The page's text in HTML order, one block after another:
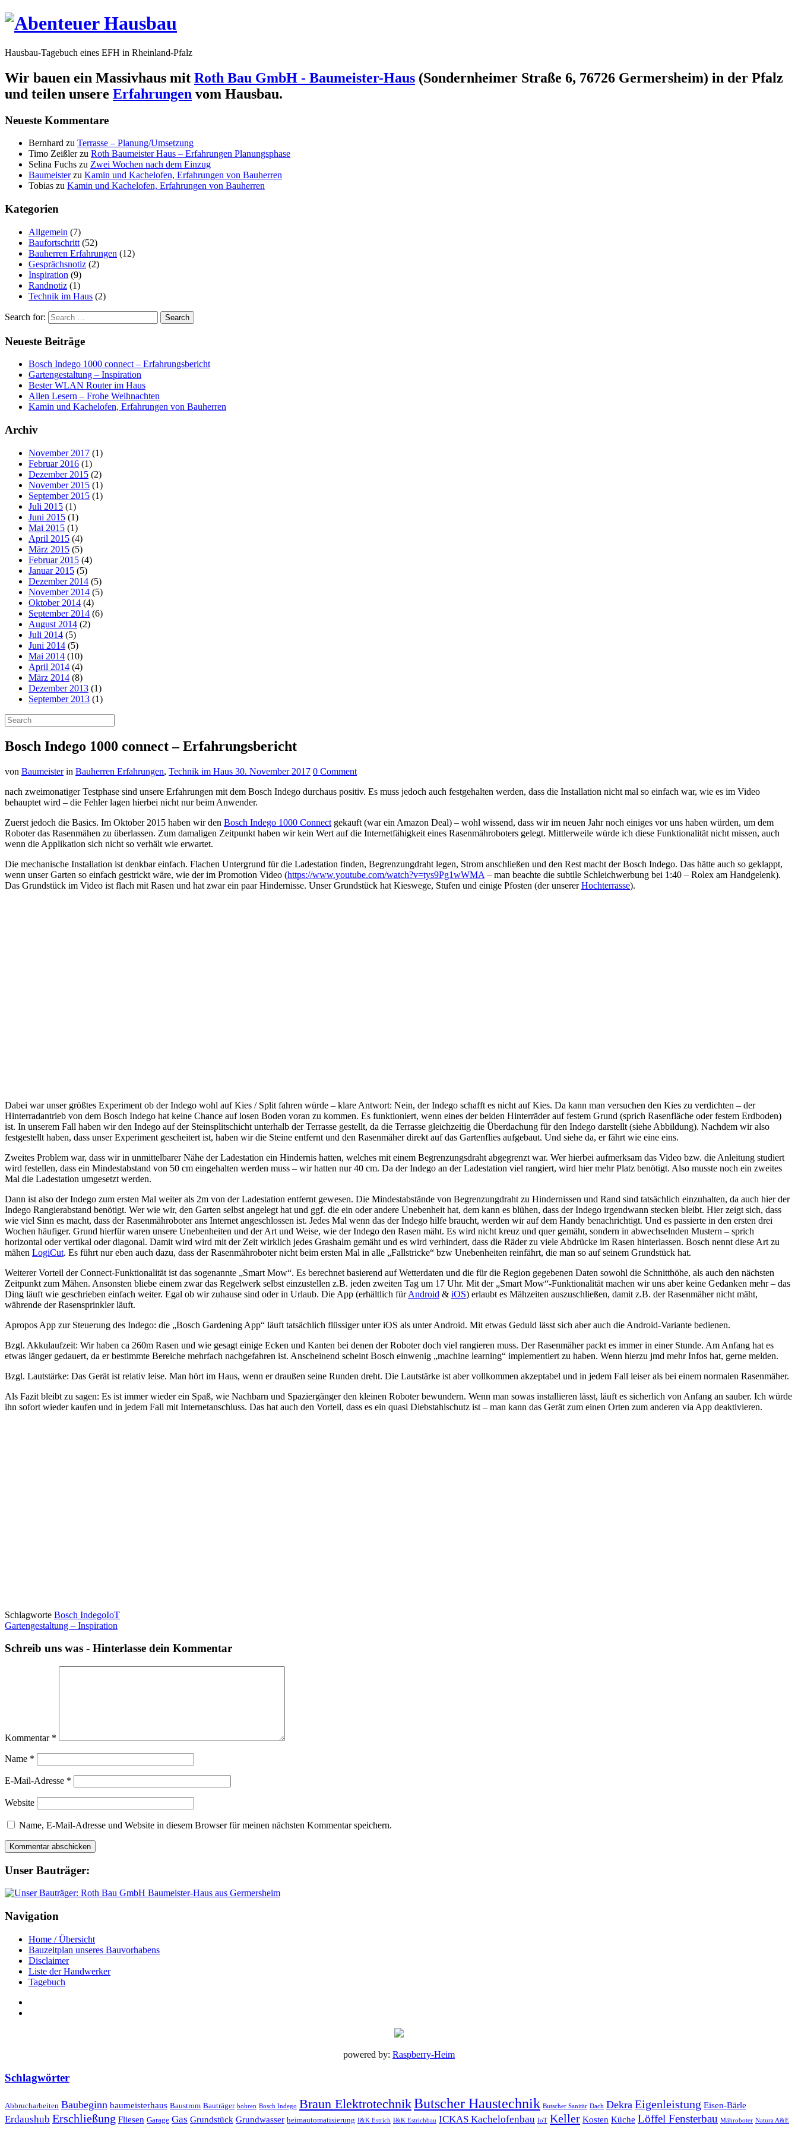
Hausbau-Tagebuch eines EFH in Rheinland-Pfalz
Wir bauen ein Massivhaus mit Roth Bau GmbH - Baumeister-Haus (Sondernheimer Straße 6, 76726 Germersheim) in der Pfalz
und teilen unsere Erfahrungen vom Hausbau.
Neueste Kommentare
Bernhard zu Terrasse – Planung/Umsetzung
Timo Zeißlerzu Roth Baumeister Haus – Erfahrungen Planungsphase
Selina Fuchs zu Zwei Wochen nach dem Einzug
Baumeisterzu Kamin und Kachelofen, Erfahrungen von Bauherren
Tobias zu Kamin und Kachelofen, Erfahrungen von Bauherren
Kategorien
Allgemein (7)
Baufortschritt (52)
Bauherren Erfahrungen (12)
Gesprächsnotiz (2)
Inspiration (9)
Randnotiz (1)
Technik im Haus (2)
Search for:
Neueste Beiträge
Bosch Indego 1000 connect – Erfahrungsbericht
Gartengestaltung – Inspiration
Bester WLAN Router im Haus
Allen Lesern – Frohe Weihnachten
Kamin und Kachelofen, Erfahrungen von Bauherren
Archiv
November 2017 (1)
Februar 2016 (1)
Dezember 2015 (2)
November 2015 (1)
September 2015 (1)
Juli 2015 (1)
Juni 2015 (1)
Mai 2015 (1)
April 2015 (4)
März 2015 (5)
Februar 2015 (4)
Januar 2015 (5)
Dezember 2014 (5)
November 2014 (5)
Oktober 2014 (4)
September 2014 (6)
August 2014 (2)
Juli 2014 (5)
Juni 2014 (5)
Mai 2014 (10)
April 2014 (4)
März 2014 (8)
Dezember 2013 (1)
September 2013 (1)
Bosch Indego 1000 connect – Erfahrungsbericht
von Baumeisterin Bauherren Erfahrungen, Technik im Haus 30. November 2017 0 Comment
nach zweimonatiger Testphase sind unsere Erfahrungen mit dem Bosch Indego durchaus positiv. Es muss jedoch auch festgehalten werden, dass die Installation nicht mal so einfach war, wie es im Video
behauptet wird – die Fehler lagen hierbei nicht nur beim Anwender.
Zuerst jedoch die Basics. Im Oktober 2015 haben wir den Bosch Indego 1000 Connect gekauft (war ein Amazon Deal) – wohl wissend, dass wir im neuen Jahr noch einiges vor uns haben würden, um dem
Roboter das Rasenmähen zu überlassen. Zum damaligen Zeitpunkt haben wir kein Wert auf die Internetfähigkeit eines Rasenmähroboters gelegt. Mittlerweile würde ich diese Funktionalität nicht missen, auch
wenn die Applikation sich nicht so verhält wie erwartet.
Die mechanische Installation ist denkbar einfach. Flachen Untergrund für die Ladestation finden, Begrenzungdraht legen, Strom anschließen und den Rest macht der Bosch Indego. Das hätte auch so geklappt,
wenn unser Garten so einfach gestrickt wäre, wie der im Promotion Video (https://www.youtube.com/watch?v=tys9Pg1wWMA – man beachte die subtile Schleichwerbung bei 1:40 – Rolex am Handgelenk).
Das Grundstück im Video ist flach mit Rasen und hat zwar ein paar Hindernisse. Unser Grundstück hat Kieswege, Stufen und einige Pfosten (der unsererHochterrasse).
Dabei war unser größtes Experiment ob der Indego wohl auf Kies / Split fahren würde – klare Antwort: Nein, der Indego schafft es nicht auf Kies. Da kann man versuchen den Kies zu verdichten – der
Hinterradantrieb von dem Bosch Indego hat keine Chance auf losen Boden voran zu kommen. Es funktioniert, wenn eines der beiden Hinterräder auf festem Grund (sprich Rasenfläche oder festem Erdboden)
ist. In unserem Fall haben wir den Indego auf der Steinsplitschicht unterhalb der Terrasse gestellt, da die Terrasse gleichzeitig die Überdachung für den Indego darstellt (siehe Abbildung). Nachdem wir also
festgestellt haben, dass unser Experiment gescheitert ist, haben wir die Steine entfernt und den Rasenmäher direkt auf das Gartenflies aufgebaut. Und siehe da, er fährt wie eine eins.
Zweites Problem war, dass wir in unmittelbarer Nähe der Ladestation ein Hindernis hatten, welches mit einem Begrenzungsdraht abgegrenzt war. Wer hierbei aufmerksam das Video bzw. die Anleitung studiert
wird festellen, dass ein Mindestabstand von 50 cm eingehalten werden muss – wir hatten nur 40 cm. Da der Indego an der Ladestation viel rangiert, wird hier mehr Platz benötigt. Also musste noch ein zweites
Mal die Ladestation umgesetzt werden.
Dann ist also der Indego zum ersten Mal weiter als 2m von der Ladestation entfernt gewesen. Die Mindestabstände von Begrenzungdraht zu Hindernissen und Rand sind tatsächlich einzuhalten, da auch hier der
Indego Rangierabstand benötigt. Wer wie wir, den Garten selbst angelegt hat und ggf. die ein oder andere Unebenheit hat, dem kann es blühen, dass der Indego irgendwann stecken bleibt. Hier zeigt sich, dass
wie viel Sinn es macht, dass der Rasenmähroboter ans Internet angeschlossen ist. Jedes Mal wenn das der Indego hilfe braucht, werden wir auf dem Handy benachrichtigt. Und es passierte in den ersten drei
Wochen häufiger. Grund hierfür waren unsere Unebenheiten und der Art und Weise, wie der Indego den Rasen mäht. Es wird nicht kreuz und quer gemäht, sondern in abwechselnden Mustern – sprich
horizontal oder vertikal oder diagonal. Damit wird wird mit der Zeit wirklich jedes Grashalm gemäht und es wird verhindert, dass die Räder zu viele Abdrücke im Rasen hinterlassen. Bosch nennt diese Art zu
mähen LogiCut. Es führt nur eben auch dazu, dass der Rasenmähroboter nicht beim ersten Mal in alle „Fallstricke“ bzw Unebenheiten reinfährt, die man so auf seinem Grundstück hat.
Weiterer Vorteil der Connect-Funktionalität ist das sogenannte „Smart Mow“. Es berechnet basierend auf Wetterdaten und die für die Region gegebenen Daten sowohl die Schnitthöhe, als auch den nächsten
Zeitpunkt zum Mähen. Ansonsten bliebe einem zwar das Regelwerk selbst einzustellen z.B. jeden zweiten Tag um 17 Uhr. Mit der „Smart Mow“-Funktionalität machen wir uns aber keine Gedanken mehr – das
Ding läuft wie geschrieben einfach weiter. Egal ob wir zuhause sind oder in Urlaub. Die App (erhältlich fürAndroid & iOS) erlaubt es Mähzeiten auszuschließen, damit z.B. der Rasenmäher nicht mäht,
währende der Rasensprinkler läuft.
Apropos App zur Steuerung des Indego: die „Bosch Gardening App“ läuft tatsächlich flüssiger unter iOS als unter Android. Mit etwas Geduld lässt sich aber auch die Android-Variante bedienen.
Bzgl. Akkulaufzeit: Wir haben ca 260m Rasen und wie gesagt einige Ecken und Kanten bei denen der Roboter doch viel rangieren muss. Der Rasenmäher packt es immer in einer Stunde. Am Anfang hat es
etwas länger gedauert, da er bestimmte Bereiche mehrfach nachgefahren ist. Anscheinend scheint Bosch einwenig „machine learning“ implementiert zu haben. Wenn hierzu jmd mehr Infos hat, gerne melden.
Bzgl. Lautstärke: Das Gerät ist relativ leise. Man hört im Haus, wenn er draußen seine Runden dreht. Die Lautstärke ist aber vollkommen akzeptabel und in jedem Fall leiser als bei einem normalen Rasenmäher.
Als Fazit bleibt zu sagen: Es ist immer wieder ein Spaß, wie Nachbarn und Spaziergänger den kleinen Roboter bewundern. Wenn man sowas installieren lässt, läuft es sicherlich von Anfang an sauber. Ich würde
ihn sofort wieder kaufen und in jedem Fall mit Internetanschluss. Das hat auch den Vorteil, dass es ein quasi Diebstahlschutz ist – man kann das Gerät zum einen Orten zum anderen via App deaktivieren.
Schlagworte Bosch IndegoIoT
Gartengestaltung – Inspiration
Schreib uns was - Hinterlasse dein Kommentar
Kommentar *
Name *
E-Mail-Adresse *
Website
Name, E-Mail-Adresse und Website in diesem Browser für meinen nächsten Kommentar speichern.
Unser Bauträger:
Navigation
Home / Übersicht
Bauzeitplan unseres Bauvorhabens
Disclaimer
Liste der Handwerker
Tagebuch
powered by: Raspberry-Heim
Schlagwörter
Abbrucharbeiten Baubeginn baumeisterhaus Baustrom Bauträger bohren Bosch Indego Braun ElektrotechnikButscher Haustechnik Butscher Sanitär Dach Dekra Eigenleistung Eisen-Bärle
Erdaushub Erschließung Fliesen Garage Gas Grundstück Grundwasser heimautomatisierung I&K Estrich I&K Estrichbau ICKAS Kachelofenbau IoT Keller Kosten Küche Löffel Fensterbau Mähroboter Natura A&E